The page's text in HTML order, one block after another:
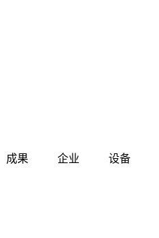
成果 企业 设备